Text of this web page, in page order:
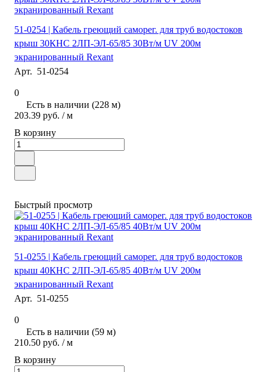
51-0254 | Кабель греющий саморег. для труб водостоков
крыш 30КНС 2ЛП-ЭЛ-65/85 30Вт/м UV 200м
экранированный Rexant
Арт. 51-0254
0
Есть в наличии (228 м)
203.39 руб. / м
В корзину
Быстрый просмотр
51-0255 | Кабель греющий саморег. для труб водостоков
крыш 40КНС 2ЛП-ЭЛ-65/85 40Вт/м UV 200м
экранированный Rexant
Арт. 51-0255
0
Есть в наличии (59 м)
210.50 руб. / м
В корзину